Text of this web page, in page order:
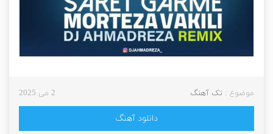
موضوع : تک آهنگ 2 می 2025
دانلود آهنگ